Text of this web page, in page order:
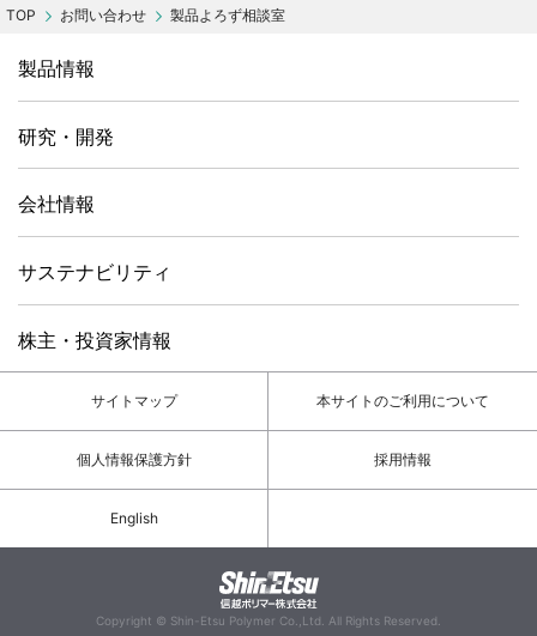
お問い合わせ 製品よろず相談室
製品情報
研究・開発
会社情報
サステナビリティ
株主・投資家情報
サイトマップ 本サイトのご利用について
個人情報保護方針 採用情報
English
Copyright © Shin-Etsu Polymer Co.,Ltd. All Rights Reserved.